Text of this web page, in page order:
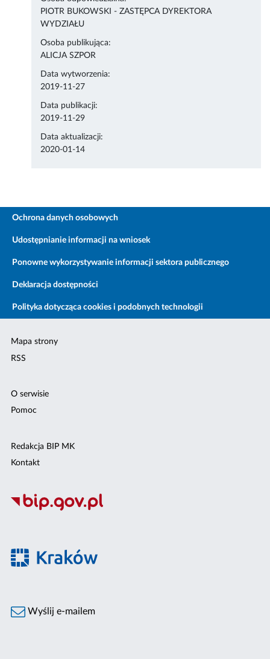
PIOTR BUKOWSKI - ZASTĘPCA DYREKTORA
WYDZIAŁU
Osoba publikująca:
ALICJA SZPOR
Data wytworzenia:
2019-11-27
Data publikacji:
2019-11-29
Data aktualizacji:
2020-01-14
Ochrona danych osobowych
Udostępnianie informacji na wniosek
Ponowne wykorzystywanie informacji sektora publicznego
Deklaracja dostępności
Polityka dotycząca cookies i podobnych technologii
Mapa strony
RSS
O serwisie
Pomoc
Redakcja BIP MK
Kontakt
Wyślij e-mailem